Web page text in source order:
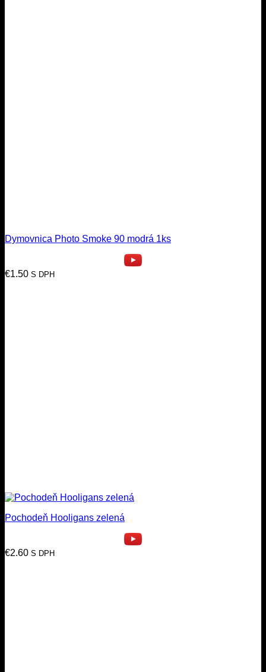
Dymovnica Photo Smoke 90 modrá 1ks
€1.50 S DPH
Pochodeň Hooligans zelená
€2.60 S DPH